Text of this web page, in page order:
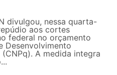
divulgou, nessa quarta-
aos cortes
federal no orçamento
Desenvolvimento
A medida integra